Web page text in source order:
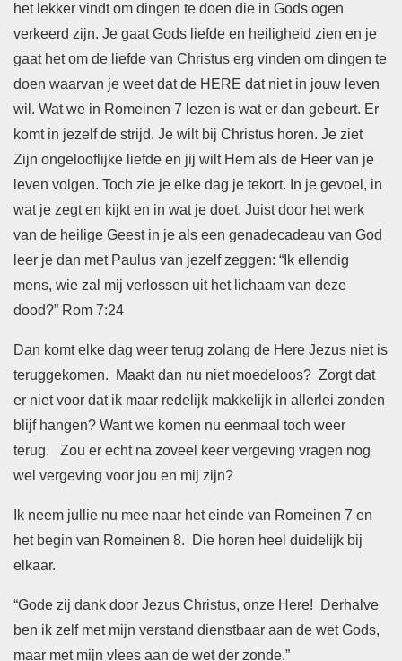
het lekker vindt om dingen te doen die in Gods ogen
verkeerd zijn. Je gaat Gods liefde en heiligheid zien en je
gaat het om de liefde van Christus erg vinden om dingen te
doen waarvan je weet dat de HERE dat niet in jouw leven
wil. Wat we in Romeinen 7 lezen is wat er dan gebeurt. Er
komt in jezelf de strijd. Je wilt bij Christus horen. Je ziet
Zijn ongelooflijke liefde en jij wilt Hem als de Heer van je
leven volgen. Toch zie je elke dag je tekort. In je gevoel, in
wat je zegt en kijkt en in wat je doet. Juist door het werk
van de heilige Geest in je als een genadecadeau van God
leer je dan met Paulus van jezelf zeggen: “Ik ellendig
mens, wie zal mij verlossen uit het lichaam van deze
dood?” Rom 7:24
Dan komt elke dag weer terug zolang de Here Jezus niet is
teruggekomen. Maakt dan nu niet moedeloos? Zorgt dat
er niet voor dat ik maar redelijk makkelijk in allerlei zonden
blijf hangen? Want we komen nu eenmaal toch weer
terug. Zou er echt na zoveel keer vergeving vragen nog
wel vergeving voor jou en mij zijn?
Ik neem jullie nu mee naar het einde van Romeinen 7 en
het begin van Romeinen 8. Die horen heel duidelijk bij
elkaar.
“Gode zij dank door Jezus Christus, onze Here! Derhalve
ben ik zelf met mijn verstand dienstbaar aan de wet Gods,
maar met mijn vlees aan de wet der zonde.”